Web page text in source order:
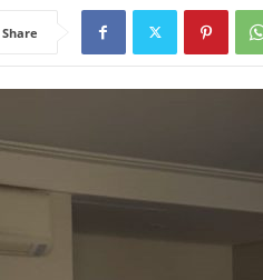
Share